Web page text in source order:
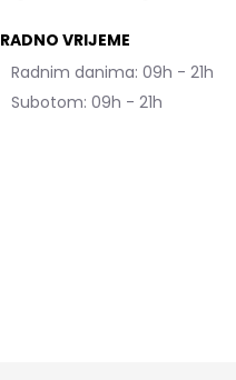
RADNO VRIJEME
Radnim danima: 09h - 21h
Subotom: 09h - 21h